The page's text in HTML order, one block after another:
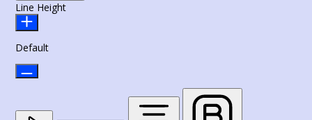
Line Height
Default